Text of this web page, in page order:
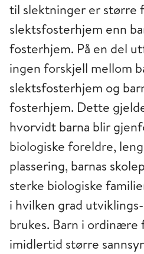
til slektninger er større
slektsfosterhjem enn
fosterhjem. På en del
ingen forskjell mellom
slektsfosterhjem og
fosterhjem. Dette
hvorvidt barna blir
biologiske foreldre,
plassering, barnas
sterke biologiske
i hvilken grad
brukes. Barn i ordinære
imidlertid større